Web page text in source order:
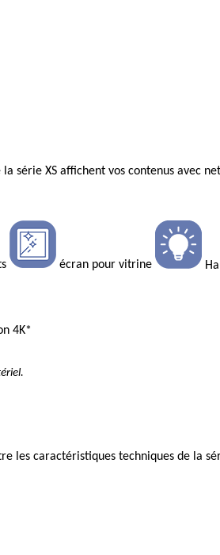
la série XS affichent vos contenus
écran pour vitrine
4K*
les caractéristiques techniques de la